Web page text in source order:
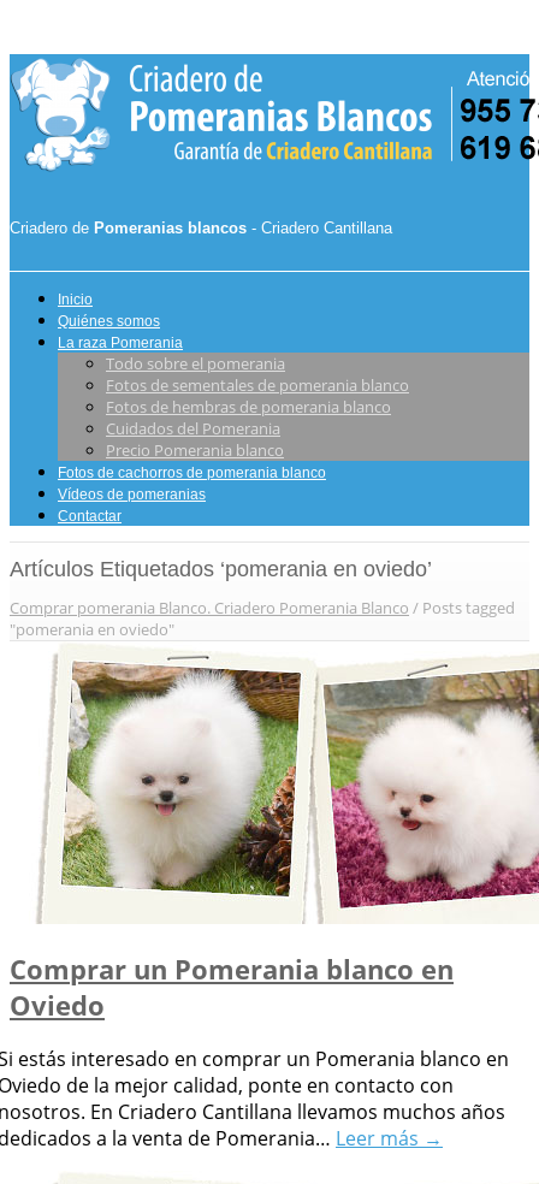
Criadero de Pomeranias blancos - Criadero Cantillana
Inicio
Quiénes somos
La raza Pomerania
Todo sobre el pomerania
Fotos de sementales de pomerania blanco
Fotos de hembras de pomerania blanco
Cuidados del Pomerania
Precio Pomerania blanco
Fotos de cachorros de pomerania blanco
Vídeos de pomeranias
Contactar
Artículos Etiquetados ‘pomerania en oviedo’
Comprar pomerania Blanco. Criadero Pomerania Blanco / Posts tagged
"pomerania en oviedo"
Comprar un Pomerania blanco en
Oviedo
estás interesado en comprar un Pomerania blanco en
de la mejor calidad, ponte en contacto con
En Criadero Cantillana llevamos muchos años
a la venta de Pomerania… Leer más →